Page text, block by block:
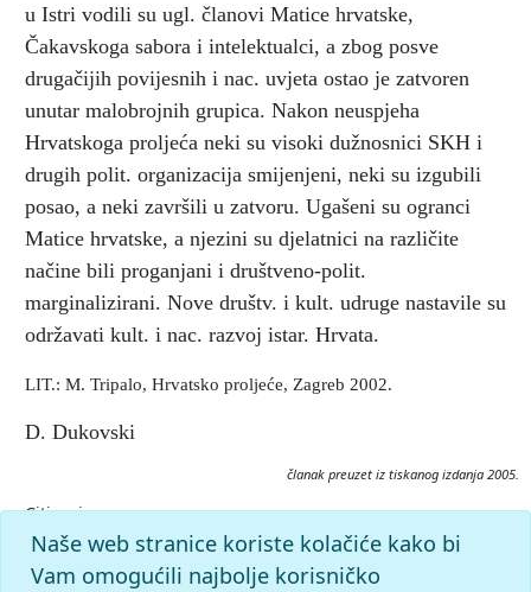
u Istri vodili su ugl. članovi Matice hrvatske,
Čakavskoga sabora i intelektualci, a zbog posve
drugačijih povijesnih i nac. uvjeta ostao je zatvoren
unutar malobrojnih grupica. Nakon neuspjeha
Hrvatskoga proljeća neki su visoki dužnosnici SKH i
drugih polit. organizacija smijenjeni, neki su izgubili
posao, a neki završili u zatvoru. Ugašeni su ogranci
Matice hrvatske, a njezini su djelatnici na različite
načine bili proganjani i društveno-polit.
marginalizirani. Nove društv. i kult. udruge nastavile su
održavati kult. i nac. razvoj istar. Hrvata.
LIT.: M. Tripalo, Hrvatsko proljeće, Zagreb 2002.
D. Dukovski
članak preuzet iz tiskanog izdanja 2005.
Citiranje:
Hrvatsko proljeće.Istarska enciklopedija (2005), mrežno
Leksikografski zavod Miroslav Krleža, 2026.
Naše web stranice koriste kolačiće kako bi
Vam omogućili najbolje korisničko